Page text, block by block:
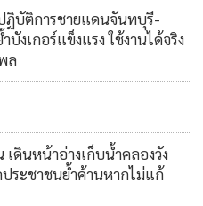
งกล่าวในสัปดาห์แรกว่า มี
งเข้าร่วมงานเป็นจำนวนมาก
นการป้องกันการแพร่ระบาด
งานทุกช่องทาง
กำหนดให้ทุกคนที่เข้าร่วมงาน
ผ้าตลอดเวลา และหลังจากนี้
ฏิบัติการชายแดนจันทบุรี-
งเกอร์แข็งแรง ใช้งานได้จริง
ล
ดินหน้าอ่างเก็บน้ำคลองวัง
ระชาชนย้ำค้านหากไม่แก้